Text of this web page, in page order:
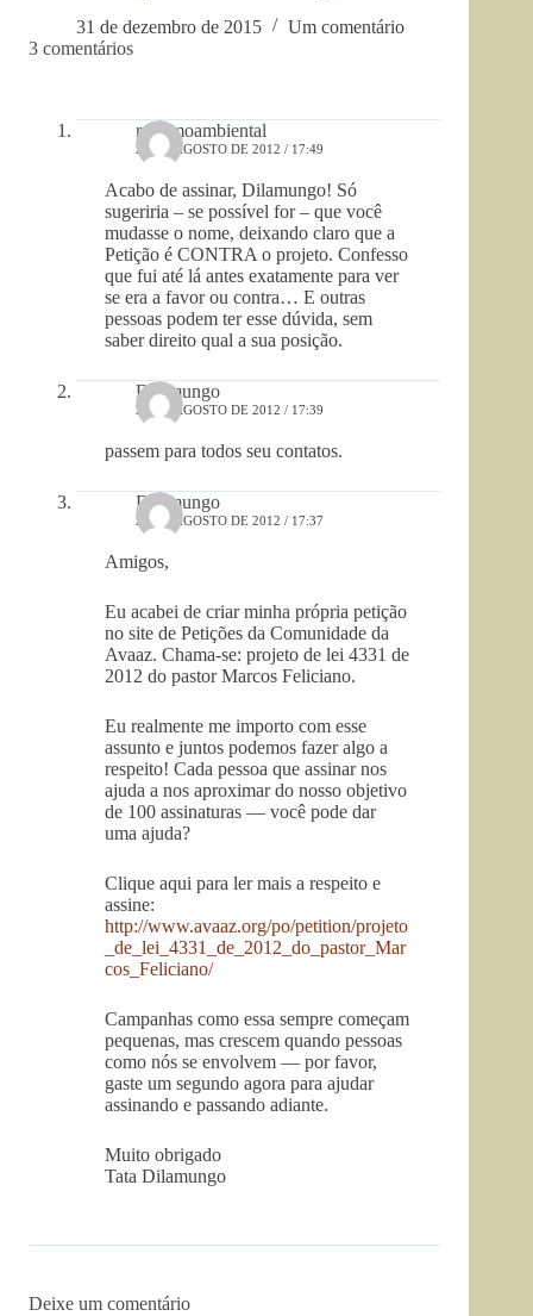
31 de dezembro de 2015
Um comentário
3 comentários
racismoambiental
28 DE AGOSTO DE 2012 / 17:49
Acabo de assinar, Dilamungo! Só
sugeriria – se possível for – que você
mudasse o nome, deixando claro que a
Petição é CONTRA o projeto. Confesso
que fui até lá antes exatamente para ver
se era a favor ou contra… E outras
pessoas podem ter esse dúvida, sem
saber direito qual a sua posição.
Dilamungo
28 DE AGOSTO DE 2012 / 17:39
passem para todos seu contatos.
Dilamungo
28 DE AGOSTO DE 2012 / 17:37
Amigos,
Eu acabei de criar minha própria petição
no site de Petições da Comunidade da
Avaaz. Chama-se: projeto de lei 4331 de
2012 do pastor Marcos Feliciano.
Eu realmente me importo com esse
assunto e juntos podemos fazer algo a
respeito! Cada pessoa que assinar nos
ajuda a nos aproximar do nosso objetivo
de 100 assinaturas — você pode dar
uma ajuda?
Clique aqui para ler mais a respeito e
assine:
http://www.avaaz.org/po/petition/projeto
_de_lei_4331_de_2012_do_pastor_Mar
cos_Feliciano/
Campanhas como essa sempre começam
pequenas, mas crescem quando pessoas
como nós se envolvem — por favor,
gaste um segundo agora para ajudar
assinando e passando adiante.
Muito obrigado
Tata Dilamungo
Deixe um comentário